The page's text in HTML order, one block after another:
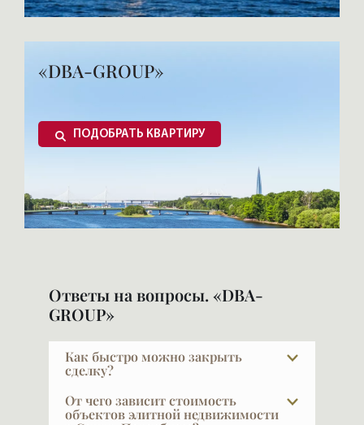
«DBA-GROUP»
ПОДОБРАТЬ КВАРТИРУ
Ответы на вопросы. «DBA-
GROUP»
Как быстро можно закрыть
сделку?
Обычный срок сделки — около трёх
недель. Примерно неделю ведётся
От чего зависит стоимость
объектов элитной недвижимости